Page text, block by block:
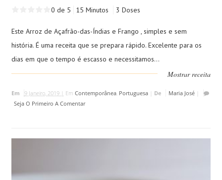
0 de 5 15 Minutos 3 Doses
Este Arroz de Açafrão-das-Índias e Frango , simples e sem
história. É uma receita que se prepara rápido. Excelente para os
dias em que o tempo é escasso e necessitamos...
Mostrar receita
Em 9 Janeiro, 2019 | Em Contemporânea, Portuguesa| De Maria José|
Seja O Primeiro A Comentar